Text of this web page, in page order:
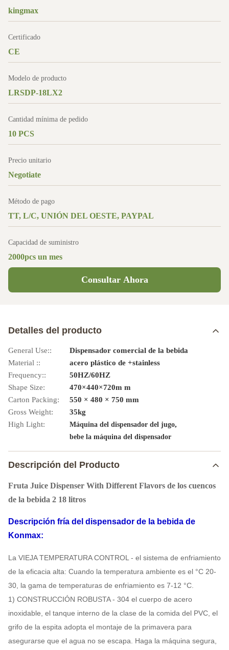
kingmax
Certificado
CE
Modelo de producto
LRSDP-18LX2
Cantidad mínima de pedido
10 PCS
Precio unitario
Negotiate
Método de pago
TT, L/C, UNIÓN DEL OESTE, PAYPAL
Capacidad de suministro
2000pcs un mes
Consultar Ahora
Detalles del producto
General Use::
Dispensador comercial de la bebida
Material ::
acero plástico de +stainless
Frequency::
50HZ/60HZ
Shape Size:
470×440×720m m
Carton Packing:
550 × 480 × 750 mm
Gross Weight:
35kg
High Light:
Máquina del dispensador del jugo,
bebe la máquina del dispensador
Descripción del Producto
Fruta Juice Dispenser With Different Flavors de los cuencos
de la bebida 2 18 litros
Descripción fría del dispensador de la bebida de
Konmax:
La VIEJA TEMPERATURA CONTROL - el sistema de enfriamiento
de la eficacia alta: Cuando la temperatura ambiente es el °C 20-
30, la gama de temperaturas de enfriamiento es 7-12 °C.
1) CONSTRUCCIÓN ROBUSTA - 304 el cuerpo de acero
inoxidable, el tanque interno de la clase de la comida del PVC, el
grifo de la espita adopta el montaje de la primavera para
asegurarse que el agua no se escapa. Haga la máquina segura,